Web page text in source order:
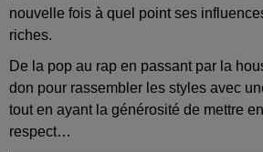
nouvelle fois à quel point ses
riches.
De la pop au rap en passant par la
don pour rassembler les styles avec
tout en ayant la générosité de mettre
respect…